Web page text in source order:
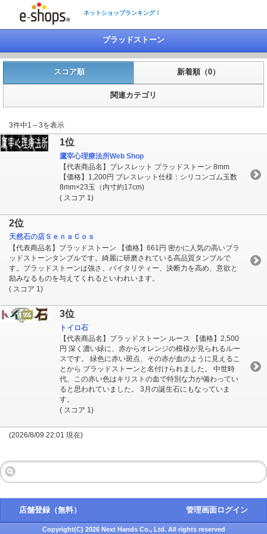
ネットショップランキング！
ブラッドストーン
スコア順 新着順（0）
関連カテゴリ
3件中1～3を表示
1位
鷹宰心理療法所Web Shop
【代表商品名】ブレスレット ブラッドストーン 8mm
【価格】1,200円 ブレスレット仕様：シリコンゴム玉数
8mm×23玉（内寸約17cm)
( スコア 1)
2位
天然石の店ＳｅｎａＣｏｓ
【代表商品名】ブラッドストーン 【価格】661円 密かに人気の高いブラ
ッドストーンタンブルです。綺麗に研磨されている高品質タンブルで
す。ブラッドストーンは強さ、バイタリティー、決断力を高め、意欲と
励みなるものを与えてくれるといわれいます。
( スコア 1)
3位
トイロ石
【代表商品名】ブラッドストーン ルース 【価格】2,500
円 深く濃い緑に、赤からオレンジの模様が見られるルー
スです。 緑色に赤い斑点、その赤が血のように見えるこ
とから ブラッドストーンと名付けられました。 中世時
代、この赤い色はキリストの血で特別な力が備わってい
ると思われていました。 3月の誕生石にもなっていま
す。
( スコア 1)
(2026/8/09 22:01 現在)
店舗登録（無料） 管理画面ログイン
Copyright(C) 2026 Next Hands Co., Ltd. All rights reserved